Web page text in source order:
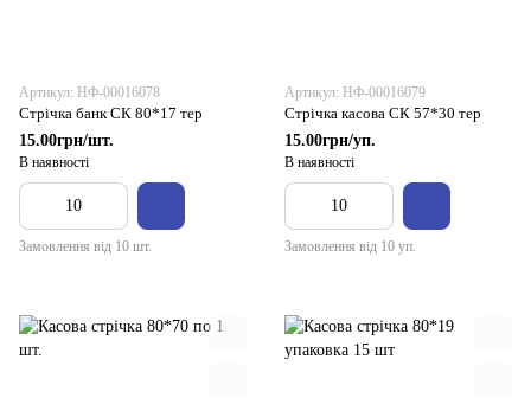
Артикул: НФ-00016078
Стрічка банк СК 80*17 тер
15.00грн/шт.
В наявності
Замовлення від 10 шт.
Артикул: НФ-00016079
Стрічка касова СК 57*30 тер
15.00грн/уп.
В наявності
Замовлення від 10 уп.